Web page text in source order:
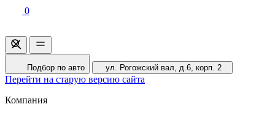
0
Подбор по авто ул. Рогожский вал, д.6, корп. 2
Перейти на старую версию сайта
Компания